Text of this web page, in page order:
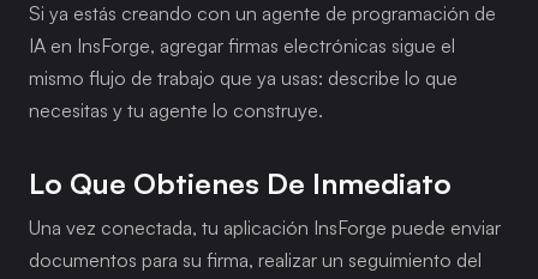
Si ya estás creando con un agente de programación de
IA en InsForge, agregar firmas electrónicas sigue el
mismo flujo de trabajo que ya usas: describe lo que
necesitas y tu agente lo construye.
Lo Que Obtienes De Inmediato
Una vez conectada, tu aplicación InsForge puede enviar
documentos para su firma, realizar un seguimiento del